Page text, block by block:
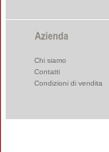
Chi siamo
Contatti
Condizioni di vendita